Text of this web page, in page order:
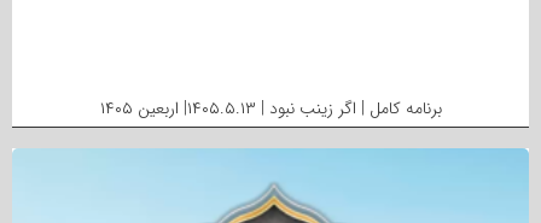
برنامه کامل | اگر زینب نبود | ۱۴۰۵.۵.۱۳| اربعین ۱۴۰۵